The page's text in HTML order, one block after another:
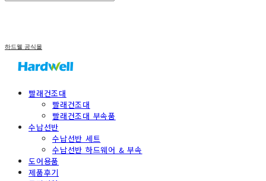
하드웰 공식몰
빨래건조대
빨래건조대
빨래건조대 부속품
수납선반
수납선반 세트
수납선반 하드웨어 & 부속
도어용품
제품후기